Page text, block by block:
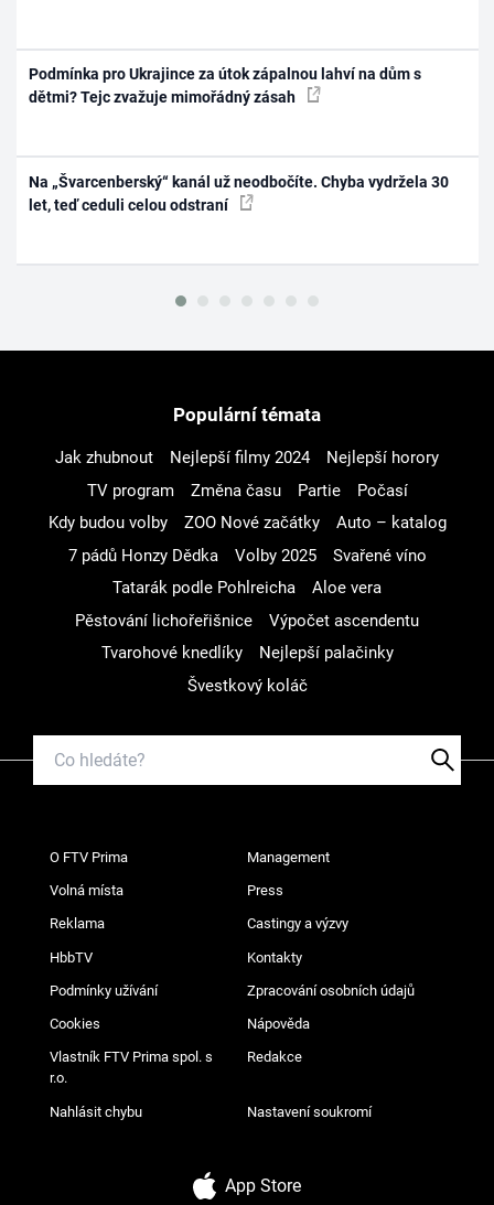
Podmínka pro Ukrajince za útok zápalnou lahví na dům s
dětmi? Tejc zvažuje mimořádný zásah
Na „Švarcenberský“ kanál už neodbočíte. Chyba vydržela 30
let, teď ceduli celou odstraní
Populární témata
Jak zhubnout Nejlepší filmy 2024
Nejlepší horory
TV program
Změna času Partie
Počasí
Kdy budou volby
ZOO Nové začátky
Auto – katalog
7 pádů Honzy Dědka
Volby 2025
Svařené víno
Tatarák podle Pohlreicha
Aloe vera
Pěstování lichořeřišnice
Výpočet ascendentu
Tvarohové knedlíky
Nejlepší palačinky
Švestkový koláč
O FTV Prima Management
Volná místa Press
Reklama Castingy a výzvy
HbbTV Kontakty
Podmínky užívání Zpracování osobních údajů
Cookies Nápověda
Vlastník FTV Prima spol. s
r.o.
Redakce
Nahlásit chybu Nastavení soukromí
App Store